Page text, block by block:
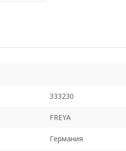
333230
FREYA
Германия